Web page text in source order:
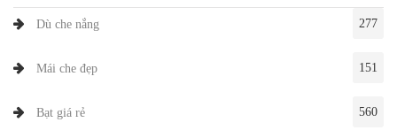
Dù che nắng 277
Mái che đẹp 151
Bạt giá rẻ 560